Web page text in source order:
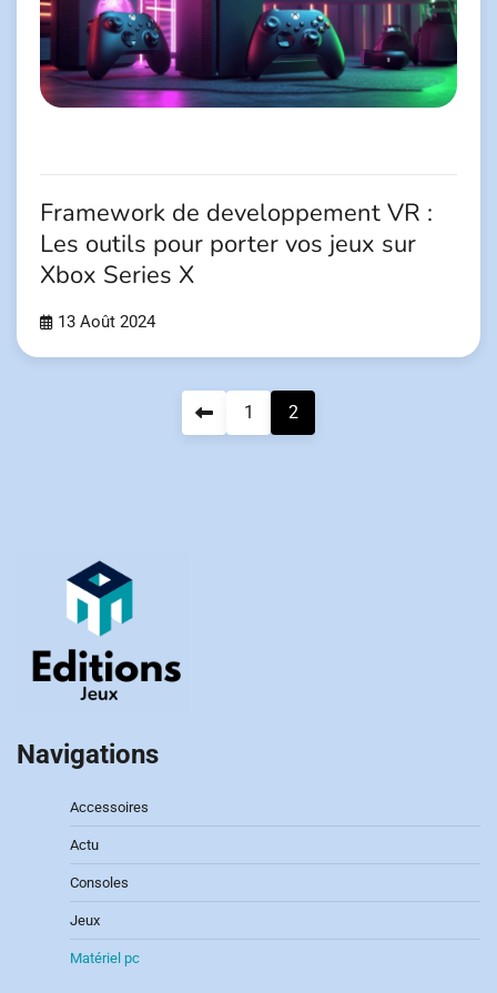
Framework de developpement VR :
Les outils pour porter vos jeux sur
Xbox Series X
13 Août 2024
1 2
Navigations
Accessoires
Actu
Consoles
Jeux
Matériel pc